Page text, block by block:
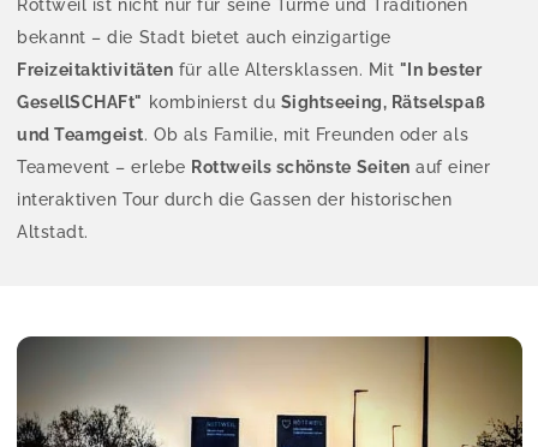
Rottweil ist nicht nur für seine Türme und Traditionen
bekannt – die Stadt bietet auch einzigartige
Freizeitaktivitätenfür alle Altersklassen. Mit "In bester
GesellSCHAFt" kombinierst du Sightseeing, Rätselspaß
und Teamgeist. Ob als Familie, mit Freunden oder als
Teamevent – erlebe Rottweils schönste Seiten auf einer
interaktiven Tour durch die Gassen der historischen
Altstadt.